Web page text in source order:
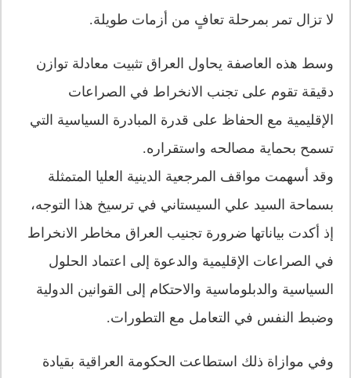
لا تزال تمر بمرحلة تعافٍ من أزمات طويلة.
وسط هذه العاصفة يحاول العراق تثبيت معادلة توازن
دقيقة تقوم على تجنب الانخراط في الصراعات
الإقليمية مع الحفاظ على قدرة المبادرة السياسية التي
تسمح بحماية مصالحه واستقراره.
وقد أسهمت مواقف المرجعية الدينية العليا المتمثلة
بسماحة السيد علي السيستاني في ترسيخ هذا التوجه،
إذ أكدت بياناتها ضرورة تجنيب العراق مخاطر الانخراط
في الصراعات الإقليمية والدعوة إلى اعتماد الحلول
السياسية والدبلوماسية والاحتكام إلى القوانين الدولية
وضبط النفس في التعامل مع التطورات.
وفي موازاة ذلك استطاعت الحكومة العراقية بقيادة